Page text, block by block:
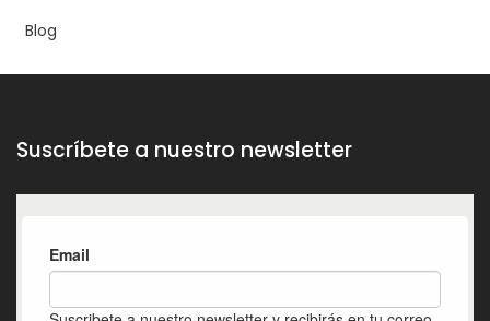
Blog
Suscríbete a nuestro newsletter